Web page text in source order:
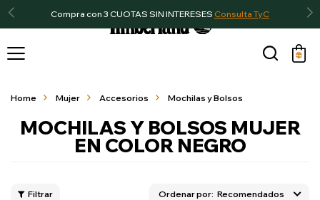
Compra con 3 CUOTAS SIN INTERESES Consulta TyC

Home Mujer Accesorios Mochilas y Bolsos
MOCHILAS Y BOLSOS MUJER
EN COLOR NEGRO
Recomendados